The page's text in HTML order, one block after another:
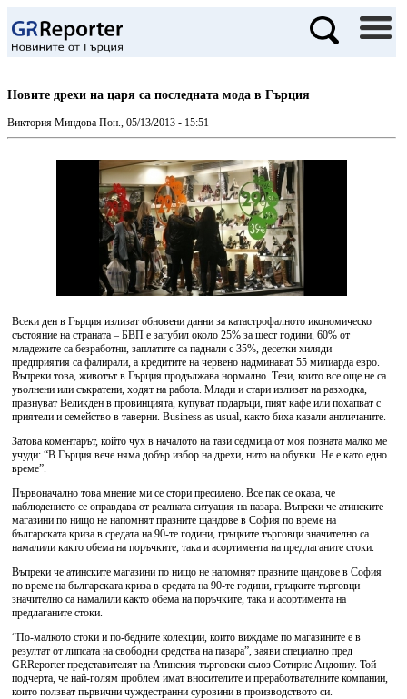
Новите дрехи на царя са последната мода в Гърция
Виктория Миндова Пон., 05/13/2013 - 15:51
Всеки ден в Гърция излизат обновени данни за катастрофалното икономическо
състояние на страната – БВП е загубил около 25% за шест години, 60% от
младежите са безработни, заплатите са паднали с 35%, десетки хиляди
предприятия са фалирали, а кредитите на червено надминават 55 милиарда евро.
Въпреки това, животът в Гърция продължава нормално. Тези, които все още не са
уволнени или съкратени, ходят на работа. Млади и стари излизат на разходка,
празнуват Великден в провинцията, купуват подаръци, пият кафе или похапват с
приятели и семейство в таверни. Business as usual, както биха казали англичаните.
Затова коментарът, който чух в началото на тази седмица от моя позната малко ме
учуди: “В Гърция вече няма добър избор на дрехи, нито на обувки. Не е като едно
време”.
Първоначално това мнение ми се стори пресилено. Все пак се оказа, че
наблюдението се оправдава от реалната ситуация на пазара. Въпреки че атинските
магазини по нищо не напомнят празните щандове в София по време на
българската криза в средата на 90-те години, гръцките търговци значително са
намалили както обема на поръчките, така и асортимента на предлаганите стоки.
Въпреки че атинските магазини по нищо не напомнят празните щандове в София
по време на българската криза в средата на 90-те години, гръцките търговци
значително са намалили както обема на поръчките, така и асортимента на
предлаганите стоки.
“По-малкото стоки и по-бедните колекции, които виждаме по магазините е в
резултат от липсата на свободни средства на пазара”, заяви специално пред
GRReporter представителят на Атинския търговски съюз Сотирис Андониу. Той
подчерта, че най-голям проблем имат вносителите и преработвателните компании,
които ползват първични чуждестранни суровини в производството си.